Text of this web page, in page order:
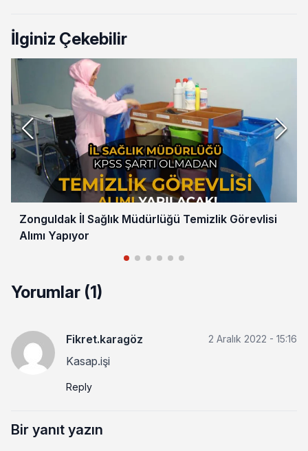
İlginiz Çekebilir
Zonguldak İl Sağlık Müdürlüğü Temizlik Görevlisi
Alımı Yapıyor
Yorumlar (1)
Fikret.karagöz 2 Aralık 2022 - 15:16
Kasap.işi
Reply
Bir yanıt yazın